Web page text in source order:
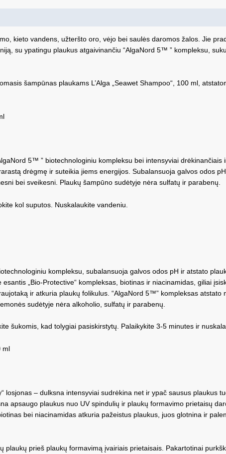
kieto vandens, užteršto oro, vėjo bei saulės daromos žalos. Jie
su ypatingu plaukus atgaivinančiu “AlgaNord 5™ ” kompleksu,
šampūnas plaukams L’Alga „Seawet Shampoo“, 100 ml,
5™ ” biotechnologiniu kompleksu bei intensyviai
drėgmę ir suteikia jiems energijos. Subalansuoja galvos odos
bei sveikesni. Plaukų šampūno sudėtyje nėra sulfatų ir parabenų.
kol suputos. Nuskalaukite vandeniu.
kompleksu, subalansuoja galvos odos pH ir atstato
„Bio-Protective“ kompleksas, biotinas ir niacinamidas, giliai
ir atkuria plaukų folikulus. “AlgaNord 5™” kompleksas
sudėtyje nėra alkoholio, sulfatų ir parabenų.
šukomis, kad tolygiai pasiskirstytų. Palaikykite 3-5 minutes ir
ml
losjonas – dulksna intensyviai sudrėkina net ir ypač sausus
apsaugo plaukus nuo UV spindulių ir plaukų formavimo prietaisų
bei niacinamidas atkuria pažeistus plaukus, juos glotnina ir
prieš plaukų formavimą įvairiais prietaisais. Pakartotinai